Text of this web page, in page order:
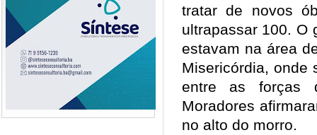
tratar de novos
ultrapassar 100. O
estavam na área
Misericórdia, onde
entre as forças
Moradores
no alto do morro.